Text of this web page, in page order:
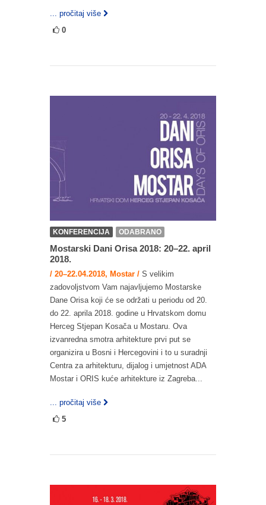
... pročitaj više
0
KONFERENCIJA ODABRANO
Mostarski Dani Orisa 2018: 20–22. april
2018.
/ 20–22.04.2018, Mostar / S velikim
zadovoljstvom Vam najavljujemo Mostarske
Dane Orisa koji će se održati u periodu od 20.
do 22. aprila 2018. godine u Hrvatskom domu
Herceg Stjepan Kosača u Mostaru. Ova
izvanredna smotra arhitekture prvi put se
organizira u Bosni i Hercegovini i to u suradnji
Centra za arhitekturu, dijalog i umjetnost ADA
Mostar i ORIS kuće arhitekture iz Zagreba...
... pročitaj više
5